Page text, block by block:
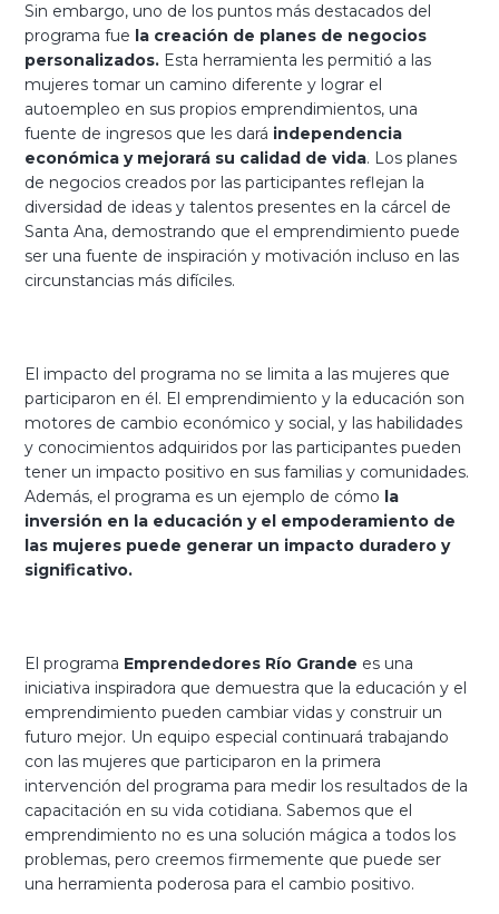
Sin embargo, uno de los puntos más destacados del
programa fue la creación de planes de negocios
personalizados. Esta herramienta les permitió a las
mujeres tomar un camino diferente y lograr el
autoempleo en sus propios emprendimientos, una
fuente de ingresos que les dará independencia
económica y mejorará su calidad de vida. Los planes
de negocios creados por las participantes reflejan la
diversidad de ideas y talentos presentes en la cárcel de
Santa Ana, demostrando que el emprendimiento puede
ser una fuente de inspiración y motivación incluso en las
circunstancias más difíciles.
El impacto del programa no se limita a las mujeres que
participaron en él. El emprendimiento y la educación son
motores de cambio económico y social, y las habilidades
y conocimientos adquiridos por las participantes pueden
tener un impacto positivo en sus familias y comunidades.
Además, el programa es un ejemplo de cómo la
inversión en la educación y el empoderamiento de
las mujeres puede generar un impacto duradero y
significativo.
El programa Emprendedores Río Grande es una
iniciativa inspiradora que demuestra que la educación y el
emprendimiento pueden cambiar vidas y construir un
futuro mejor. Un equipo especial continuará trabajando
con las mujeres que participaron en la primera
intervención del programa para medir los resultados de la
capacitación en su vida cotidiana. Sabemos que el
emprendimiento no es una solución mágica a todos los
problemas, pero creemos firmemente que puede ser
una herramienta poderosa para el cambio positivo.